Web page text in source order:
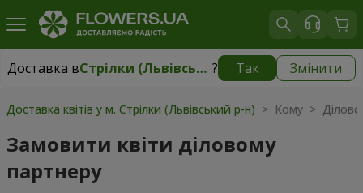
Доставка в Стрілки (Львівський р-н) ? Так Змінити
Доставка вСтрілки (Львівський р-н)|безкоштовно
Доставка квітів у м. Стрілки (Львівський р-н) > Кому >
Замовити квіти діловому
партнеру